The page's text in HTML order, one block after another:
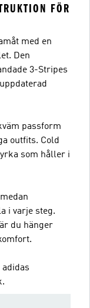
FÖR
med en
Den
3-Stripes
passform
outfits. Cold
som håller i
i varje steg.
du hänger